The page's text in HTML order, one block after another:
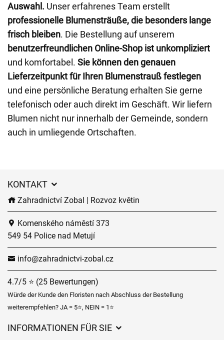
Auswahl. Unser erfahrenes Team erstellt
professionelle Blumensträuße, die besonders lange
frisch bleiben. Die Bestellung auf unserem
benutzerfreundlichen Online-Shop ist unkompliziert
und komfortabel. Sie können den genauen
Lieferzeitpunkt für Ihren Blumenstrauß festlegen
und eine persönliche Beratung erhalten Sie gerne
telefonisch oder auch direkt im Geschäft. Wir liefern
Blumen nicht nur innerhalb der Gemeinde, sondern
auch in umliegende Ortschaften.
KONTAKT
Zahradnictví Zobal | Rozvoz květin
Komenského náměstí 373
549 54 Police nad Metují
info@zahradnictvi-zobal.cz
4.7/5 ⭐ (25 Bewertungen)
Würde der Kunde den Floristen nach Abschluss der Bestellung
weiterempfehlen? JA = 5⭐, NEIN = 1⭐
INFORMATIONEN FÜR SIE